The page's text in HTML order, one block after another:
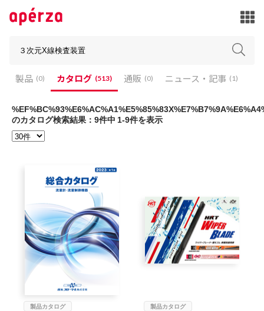
製品 (0) カタログ (513) 通販 (0) ニュース・記事 (1)
製品 (0) カタログ (513) 通販 (0) ニュース・記事 (1)
のカタログ検索結果：9件中 1-9件を表示
製品カタログ 製品カタログ